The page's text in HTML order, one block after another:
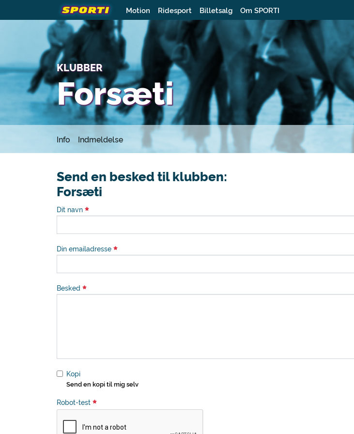
Motion Ridesport Billetsalg Om SPORTI
KLUBBER
Forsæti
Info Indmeldelse
Send en besked til klubben:
Forsæti
Dit navn
Din emailadresse
Besked
Kopi
Send en kopi til mig selv
Robot-test